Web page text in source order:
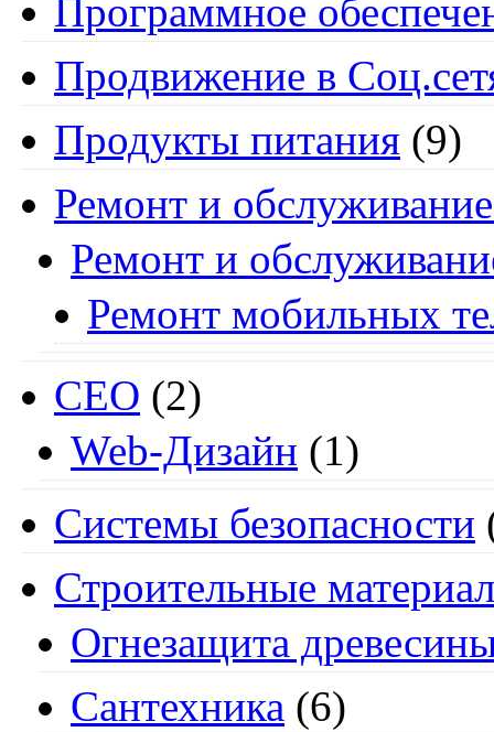
Программное
Продвижение в
Продукты питания (9)
Ремонт и
Ремонт и
Ремонт мобильных
СЕО (2)
Web-Дизайн (1)
Системы безопасности
Строительные
Огнезащита
Сантехника (6)